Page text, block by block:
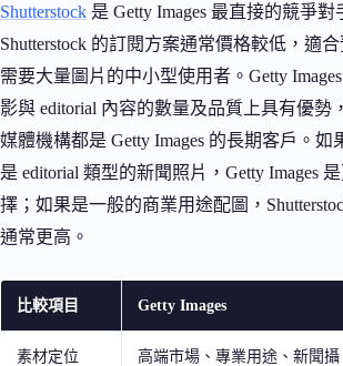
Shutterstock 是 Getty Images 最直接的競爭對
Shutterstock 的訂閱方案通常價格較低，適
需要大量圖片的中小型使用者。Getty
影與 editorial 內容的數量及品質上具有優勢
媒體機構都是 Getty Images 的長期客戶。如
是 editorial 類型的新聞照片，Getty Images
擇；如果是一般的商業用途配圖，
通常更高。
比較項目 Getty Images
素材定位
高端市場、專業用途、新聞攝